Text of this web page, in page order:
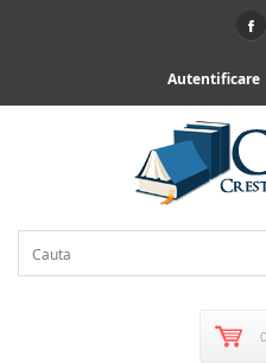
Autentificare